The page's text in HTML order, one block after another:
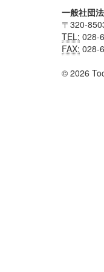
一般社団
〒320-
TEL: 028-
FAX: 028-
© 2026